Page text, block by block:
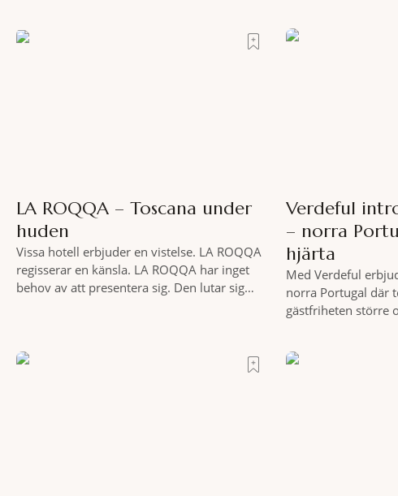
LA ROQQA – Toscana under
huden
Vissa hotell erbjuder en vistelse. LA ROQQA
regisserar en känsla. LA ROQQA har inget
behov av att presentera sig. Den lutar sig
Ovanför Porto Ercoles pastellfasader, där
Verdeful
– norra
hjärta
Med Verdeful
norra Portugal där
gästfriheten större
bakgrund, upplever